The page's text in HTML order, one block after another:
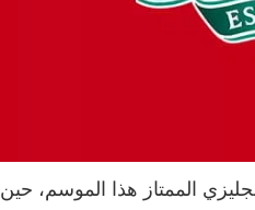
مواجهات الدوري الإنجليزي الممتاز هذا الموسم، حين